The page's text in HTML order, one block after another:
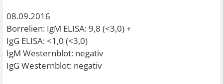
08.09.2016
Borrelien: IgM ELISA: 9,8 (<3,0) +
IgG ELISA: <1,0 (<3,0)
IgM Westernblot: negativ
IgG Westernblot: negativ